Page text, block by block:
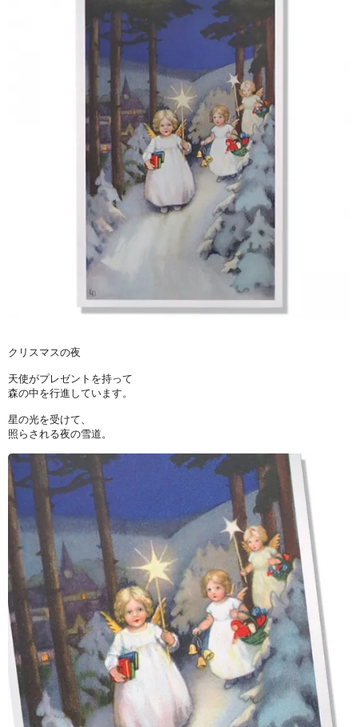
クリスマスの夜
天使がプレゼントを持って
森の中を行進しています。
星の光を受けて、
照らされる夜の雪道。